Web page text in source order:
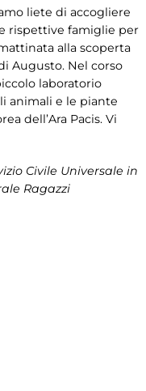
liete di accogliere
rispettive famiglie per
alla scoperta
Augusto. Nel corso
laboratorio
animali e le piante
dell’Ara Pacis. Vi
Civile Universale in
Ragazzi